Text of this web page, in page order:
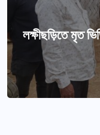
লক্ষীছড়িতে মৃত